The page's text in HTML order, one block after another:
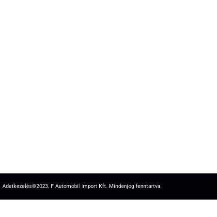
Adatkezelés©2023. F Automobil Import Kft. Mindenjog fenntartva.